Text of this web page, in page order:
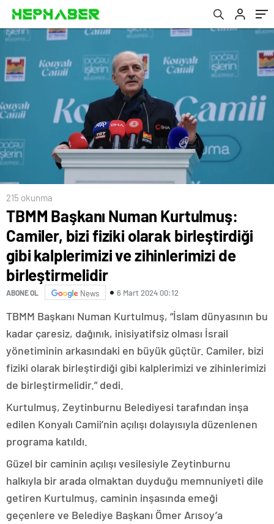
215 okunma
TBMM Başkanı Numan Kurtulmuş:
Camiler, bizi fiziki olarak birleştirdiği
gibi kalplerimizi ve zihinlerimizi de
birleştirmelidir
ABONE OL News 6 Mart 2024 00:12
TBMM Başkanı Numan Kurtulmuş, “İslam dünyasının bu
kadar çaresiz, dağınık, inisiyatifsiz olması İsrail
yönetiminin arkasındaki en büyük güçtür. Camiler, bizi
fiziki olarak birleştirdiği gibi kalplerimizi ve zihinlerimizi
de birleştirmelidir.” dedi.
Kurtulmuş, Zeytinburnu Belediyesi tarafından inşa
edilen Konyalı Camii’nin açılışı dolayısıyla düzenlenen
programa katıldı.
Güzel bir caminin açılışı vesilesiyle Zeytinburnu
halkıyla bir arada olmaktan duyduğu memnuniyeti dile
getiren Kurtulmuş, caminin inşasında emeği
geçenlere ve Belediye Başkanı Ömer Arısoy’a